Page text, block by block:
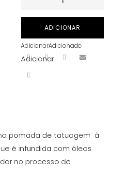
GLIDE
6
OZ
ADICIONAR
AdicionarAdicionado
Adicionar
pomada de tatuagem à
é infundida com óleos
no processo de